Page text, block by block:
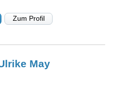
Zum Profil
May